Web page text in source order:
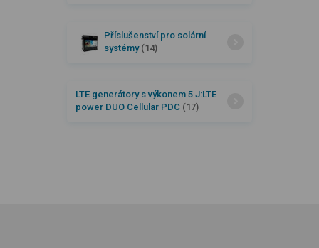
Příslušenství pro solární
systémy (14)
LTE generátory s výkonem 5 J:LTE
power DUO Cellular PDC (17)